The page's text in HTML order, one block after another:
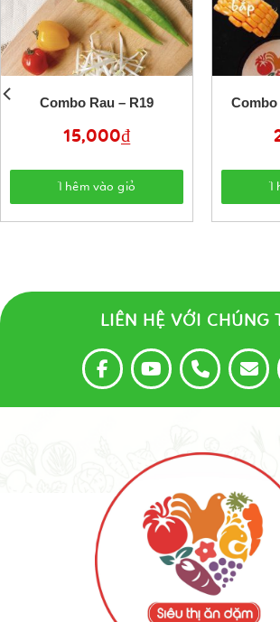
Combo Rau – R19
15,000₫
Thêm vào giỏ
Combo
LIÊN HỆ VỚI CHÚNG